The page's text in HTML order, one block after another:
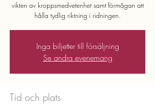
vikten av kroppsmedvetenhet samt förmågan att
hålla tydlig riktning i ridningen.
Inga biljetter till försäljning
Se andra evenemang
Tid och plats